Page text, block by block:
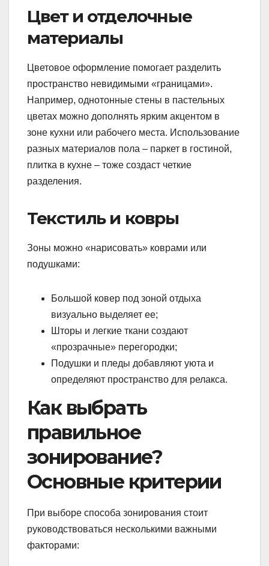
Цвет и отделочные
материалы
Цветовое оформление помогает разделить
пространство невидимыми «границами».
Например, однотонные стены в пастельных
цветах можно дополнять ярким акцентом в
зоне кухни или рабочего места. Использование
разных материалов пола – паркет в гостиной,
плитка в кухне – тоже создаст четкие
разделения.
Текстиль и ковры
Зоны можно «нарисовать» коврами или
подушками:
Большой ковер под зоной отдыха
визуально выделяет ее;
Шторы и легкие ткани создают
«прозрачные» перегородки;
Подушки и пледы добавляют уюта и
определяют пространство для релакса.
Как выбрать
правильное
зонирование?
Основные критерии
При выборе способа зонирования стоит
руководствоваться несколькими важными
факторами: